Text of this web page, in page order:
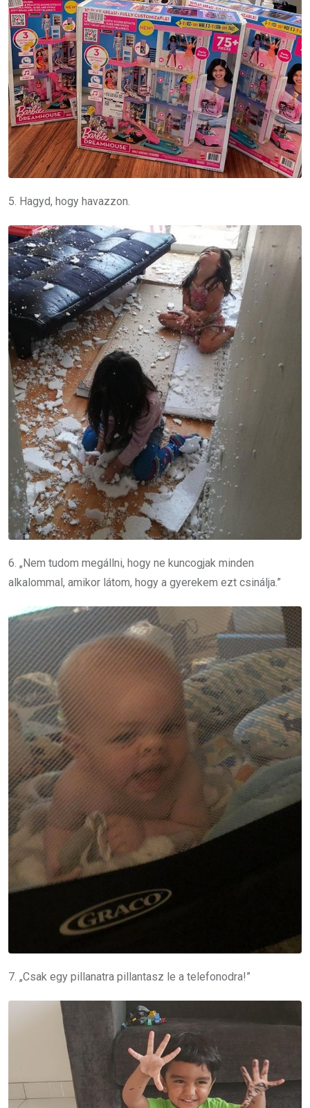
5. Hagyd, hogy havazzon.
6. „Nem tudom megállni, hogy ne kuncogjak minden
alkalommal, amikor látom, hogy a gyerekem ezt csinálja.”
7. „Csak egy pillanatra pillantasz le a telefonodra!”